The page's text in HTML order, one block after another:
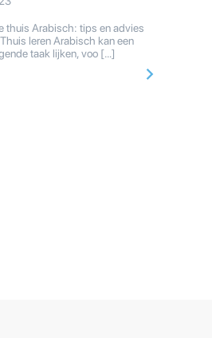
thuis Arabisch: tips en advies
leren Arabisch kan een
taak lijken, voo […]